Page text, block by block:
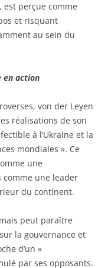
est perçue comme
et risquant
au sein du
en action
von der Leyen
réalisations de son
à l’Ukraine et la
mondiales ». Ce
une
une leader
du continent.
peut paraître
la gouvernance et
d’un «
par ses opposants.